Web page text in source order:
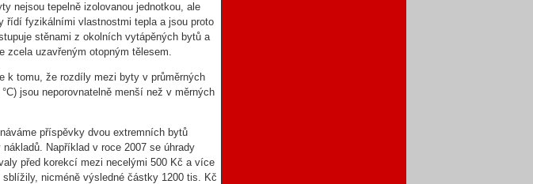
nejsou tepelně izolovanou jednotkou, ale
řídí fyzikálními vlastnostmi tepla a jsou proto
stěnami z okolních vytápěných bytů a
zcela uzavřeným otopným tělesem.
k tomu, že rozdíly mezi byty v průměrných
jsou neporovnatelně menší než v měrných
příspěvky dvou extremních bytů
Například v roce 2007 se úhrady
před korekcí mezi necelými 500 Kč a více
nicméně výsledné částky 1200 tis. Kč